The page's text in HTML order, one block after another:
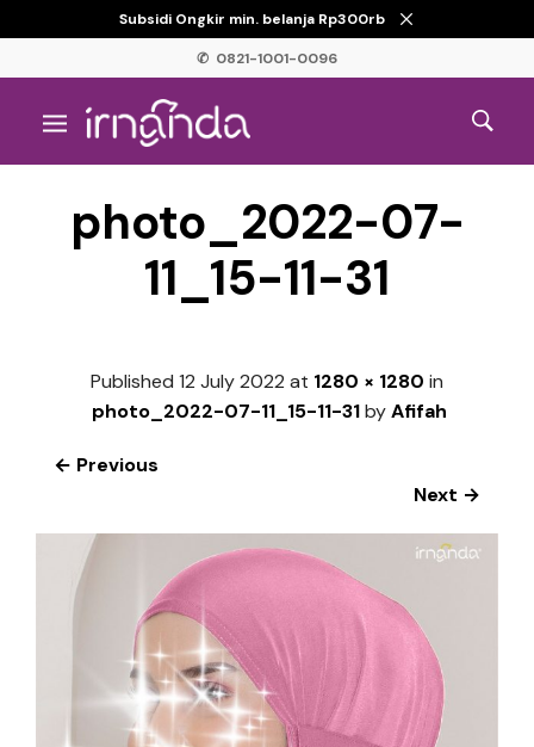
Subsidi Ongkir min. belanja Rp300rb
✆ 0821-1001-0096
photo_2022-07-
11_15-11-31
Published 12 July 2022 at 1280 × 1280 in
photo_2022-07-11_15-11-31byAfifah
← Previous
Next →